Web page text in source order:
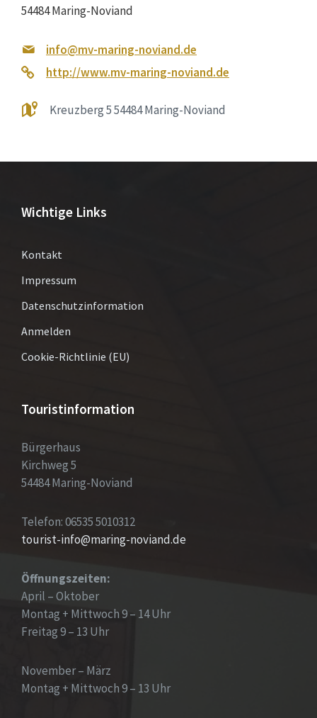
54484 Maring-Noviand
info@mv-maring-noviand.de
http://www.mv-maring-noviand.de
Kreuzberg 5 54484 Maring-Noviand
Wichtige Links
Kontakt
Impressum
Datenschutzinformation
Anmelden
Cookie-Richtlinie (EU)
Touristinformation
Bürgerhaus
Kirchweg 5
54484 Maring-Noviand
Telefon: 06535 5010312
tourist-info@maring-noviand.de
Öffnungszeiten:
April – Oktober
Montag + Mittwoch 9 – 14 Uhr
Freitag 9 – 13 Uhr
November – März
Montag + Mittwoch 9 – 13 Uhr